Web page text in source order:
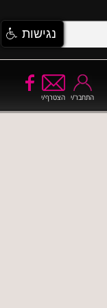
הצטרף/י התחבר/י
נגישות